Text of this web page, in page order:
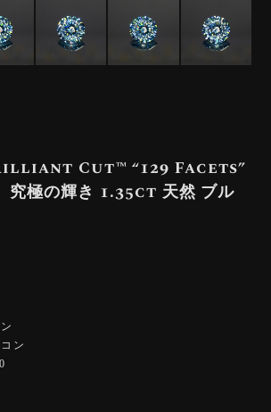
Cut™️ “129 Facets”
究極の輝き 1.35ct 天然 ブル
ン